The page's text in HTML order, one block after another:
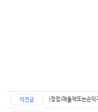
이전글 (정정)매출액또는손